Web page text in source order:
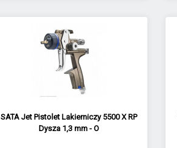
SATA Jet Pistolet Lakierniczy 5500 X RP
Dysza 1,3 mm - O